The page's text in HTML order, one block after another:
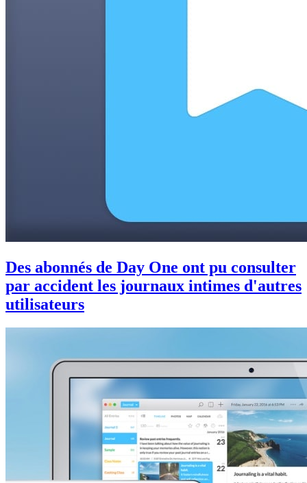
Des abonnés de Day One ont pu consulter
par accident les journaux intimes d'autres
utilisateurs